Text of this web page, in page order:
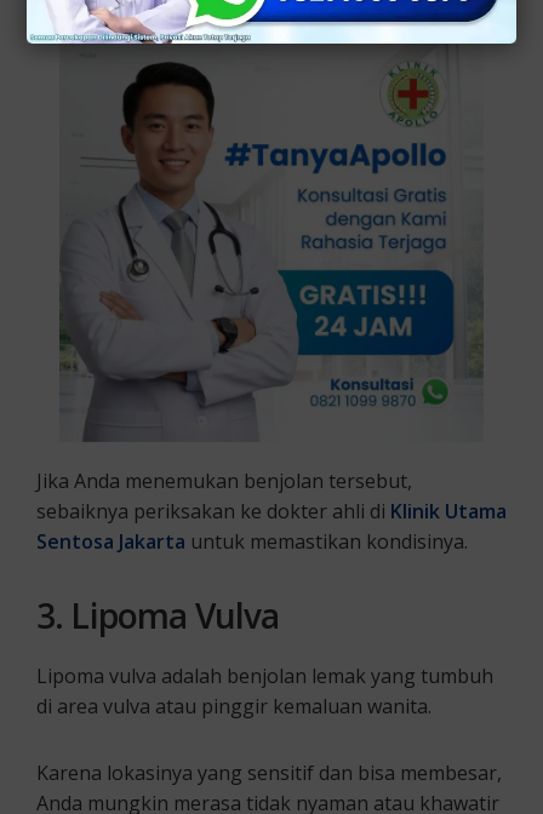
Jika Anda menemukan benjolan tersebut,
sebaiknya periksakan ke dokter ahli di Klinik Utama
Sentosa Jakarta untuk memastikan kondisinya.
3. Lipoma Vulva
Lipoma vulva adalah benjolan lemak yang tumbuh
di area vulva atau pinggir kemaluan wanita.
Karena lokasinya yang sensitif dan bisa membesar,
Anda mungkin merasa tidak nyaman atau khawatir